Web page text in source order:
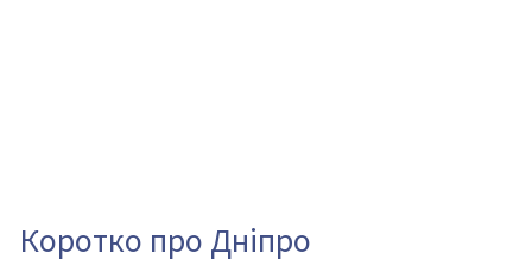
Коротко про Дніпро